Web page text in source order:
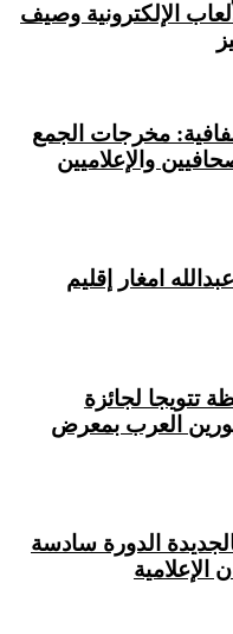
الإلكترونية وصيف
مخرجات الجمع
والإعلاميين
امغار إقليم
تتويجا لجائزة
العرب بمعرض
الدورة سادسة